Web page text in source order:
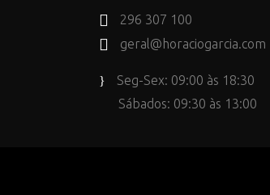
296 307 100
geral@horaciogarcia.com
Seg-Sex: 09:00 às 18:30
Sábados: 09:30 às 13:00